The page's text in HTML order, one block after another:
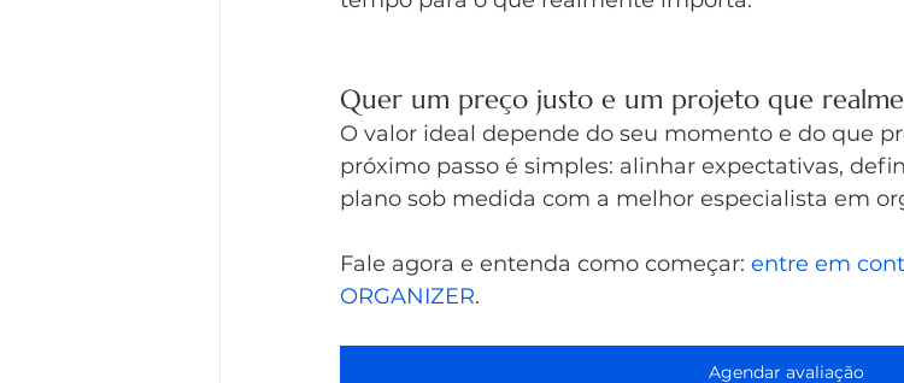
Quer um preço justo e um projeto que
O valor ideal depende do seu momento e do que
próximo passo é simples: alinhar expectativas,
plano sob medida com a melhor especialista em
Fale agora e entenda como começar: entre em
ORGANIZER.
Agendar avaliação